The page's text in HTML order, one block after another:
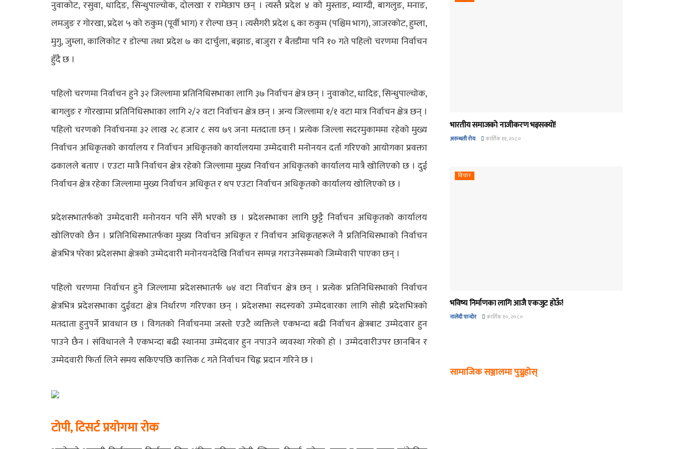
नुवाकोट, रसुवा, धादिङ, सिन्धुपाल्चोक, दोलखा र रामेछाप छन् । त्यस्तै प्रदेश ४ को मुस्ताङ, म्याग्दी, बागलुङ, मनाङ,
लमजुङ र गोरखा, प्रदेश ५ को रुकुम (पूर्वी भाग) र रोल्पा छन् । त्यसैगरी प्रदेश ६ का रुकुम (पश्चिम भाग), जाजरकोट, हुम्ला,
मुगु, जुम्ला, कालिकोट र डोल्पा तथा प्रदेश ७ का दार्चुला, बझाङ, बाजुरा र बैतडीमा पनि १० गते पहिलो चरणमा निर्वाचन
हुँदै छ ।
पहिलो चरणमा निर्वाचन हुने ३२ जिल्लामा प्रतिनिधिसभाका लागि ३७ निर्वाचन क्षेत्र छन् । नुवाकोट, धादिङ, सिन्धुपाल्चोक,
बागलुङ र गोरखामा प्रतिनिधिसभाका लागि २/२ वटा निर्वाचन क्षेत्र छन् । अन्य जिल्लामा १/१ वटा मात्र निर्वाचन क्षेत्र छन् ।
पहिलो चरणको निर्वाचनमा ३२ लाख २८ हजार ८ सय ७९ जना मतदाता छन् । प्रत्येक जिल्ला सदरमुकाममा रहेको मुख्य
निर्वाचन अधिकृतको कार्यालय र निर्वाचन अधिकृतको कार्यालयमा उम्मेदवारी मनोनयन दर्ता गरिएको आयोगका प्रवक्ता
ढकालले बताए । एउटा मात्रै निर्वाचन क्षेत्र रहेको जिल्लामा मुख्य निर्वाचन अधिकृतको कार्यालय मात्रै खोलिएको छ । दुई
निर्वाचन क्षेत्र रहेका जिल्लामा मुख्य निर्वाचन अधिकृत र थप एउटा निर्वाचन अधिकृतको कार्यालय खोलिएको छ ।
प्रदेशसभातर्फको उम्मेदवारी मनोनयन पनि सँगै भएको छ । प्रदेशसभाका लागि छुट्टै निर्वाचन अधिकृतको कार्यालय
खोलिएको छैन । प्रतिनिधिसभातर्फका मुख्य निर्वाचन अधिकृत र निर्वाचन अधिकृतहरूले नै प्रतिनिधिसभाको निर्वाचन
क्षेत्रभित्र परेका प्रदेशसभा क्षेत्रको उम्मेदवारी मनोनयनदेखि निर्वाचन सम्पन्न गराउनेसम्मको जिम्मेवारी पाएका छन् ।
पहिलो चरणमा निर्वाचन हुने जिल्लामा प्रदेशसभातर्फ ७४ वटा निर्वाचन क्षेत्र छन् । प्रत्येक प्रतिनिधिसभाको निर्वाचन
क्षेत्रभित्र प्रदेशसभाका दुईवटा क्षेत्र निर्धारण गरिएका छन् । प्रदेशसभा सदस्यको उम्मेदवारका लागि सोही प्रदेशभित्रको
मतदाता हुनुपर्ने प्रावधान छ । विगतको निर्वाचनमा जस्तो एउटै व्यक्तिले एकभन्दा बढी निर्वाचन क्षेत्रबाट उम्मेदवार हुन
पाउने छैन । संविधानले नै एकभन्दा बढी स्थानमा उम्मेदवार हुन नपाउने व्यवस्था गरेको हो । उम्मेदवारीउपर छानबिन र
उम्मेदवारी फिर्ता लिने समय सकिएपछि कात्तिक ८ गते निर्वाचन चिह्न प्रदान गरिने छ ।
टोपी, टिसर्ट प्रयोगमा रोक
भारतीय समाजको नाजीकरण भइसक्यो!
अरुन्धती रोय कार्तिक ११, २०८०
विचार
भविष्य निर्माणका लागि आजै एकजुट होऊँ!
नालेदी पान्दोर कार्तिक १०, २०८०
सामाजिक सञ्जालमा पुग्नुहोस्